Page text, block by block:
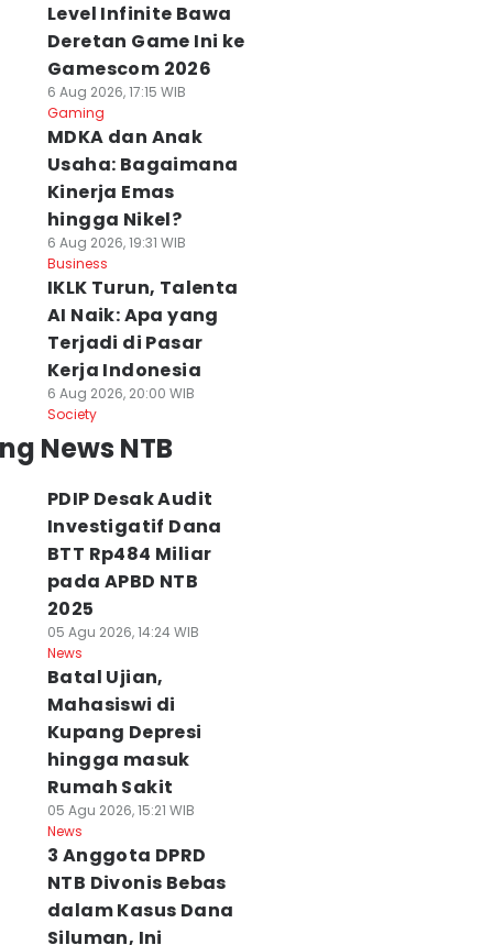
Level Infinite Bawa
Deretan Game Ini ke
Gamescom 2026
6 Aug 2026, 17:15 WIB
Gaming
MDKA dan Anak
Usaha: Bagaimana
Kinerja Emas
hingga Nikel?
6 Aug 2026, 19:31 WIB
Business
IKLK Turun, Talenta
AI Naik: Apa yang
Terjadi di Pasar
Kerja Indonesia
6 Aug 2026, 20:00 WIB
Society
News NTB
PDIP Desak Audit
Investigatif Dana
BTT Rp484 Miliar
pada APBD NTB
2025
05 Agu 2026, 14:24 WIB
News
Batal Ujian,
Mahasiswi di
Kupang Depresi
hingga masuk
Rumah Sakit
05 Agu 2026, 15:21 WIB
News
3 Anggota DPRD
NTB Divonis Bebas
dalam Kasus Dana
Siluman, Ini